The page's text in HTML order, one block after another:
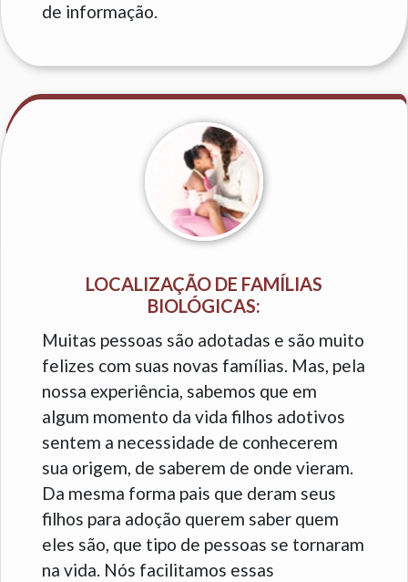
de informação.
LOCALIZAÇÃO DE FAMÍLIAS
BIOLÓGICAS:
Muitas pessoas são adotadas e são muito
felizes com suas novas famílias. Mas, pela
nossa experiência, sabemos que em
algum momento da vida filhos adotivos
sentem a necessidade de conhecerem
sua origem, de saberem de onde vieram.
Da mesma forma pais que deram seus
filhos para adoção querem saber quem
eles são, que tipo de pessoas se tornaram
na vida. Nós facilitamos essas